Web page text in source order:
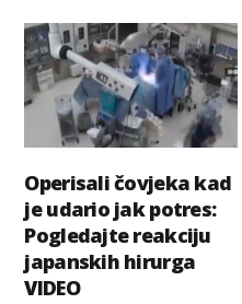
Operisali čovjeka kad
je udario jak potres:
Pogledajte reakciju
japanskih hirurga
VIDEO